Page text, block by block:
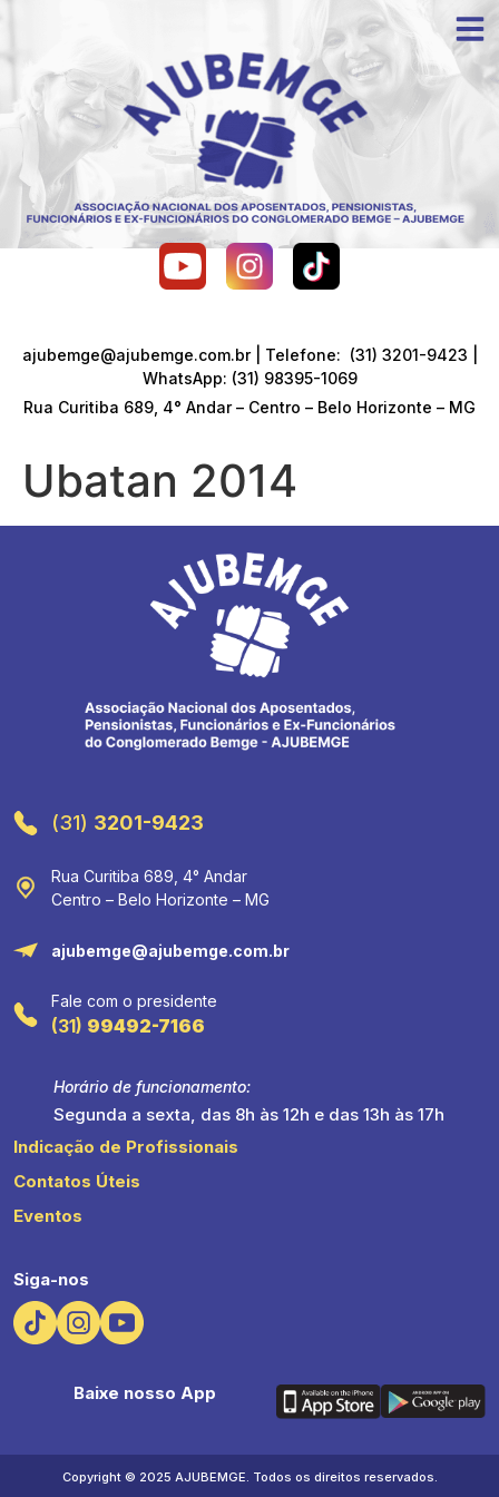
ajubemge@ajubemge.com.br | Telefone: (31) 3201-9423 |
WhatsApp: (31) 98395-1069
Rua Curitiba 689, 4° Andar – Centro – Belo Horizonte – MG
Ubatan 2014
(31) 3201-9423
Rua Curitiba 689, 4° Andar
Centro – Belo Horizonte – MG
ajubemge@ajubemge.com.br
Fale com o presidente
(31) 99492-7166
Horário de funcionamento:
Segunda a sexta, das 8h às 12h e das 13h às 17h
Indicação de Profissionais
Contatos Úteis
Eventos
Siga-nos
Baixe nosso App
Copyright © 2025 AJUBEMGE. Todos os direitos reservados.